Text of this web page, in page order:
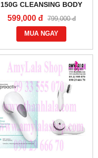
150G CLEANSING BODY
BAR SOAP TRỊ MỤN SÁNG
DA - 0858193968 -
0944193968 -
AMYLALASHOP.COM -
599,000 đ 799,000 đ
MUA NGAY